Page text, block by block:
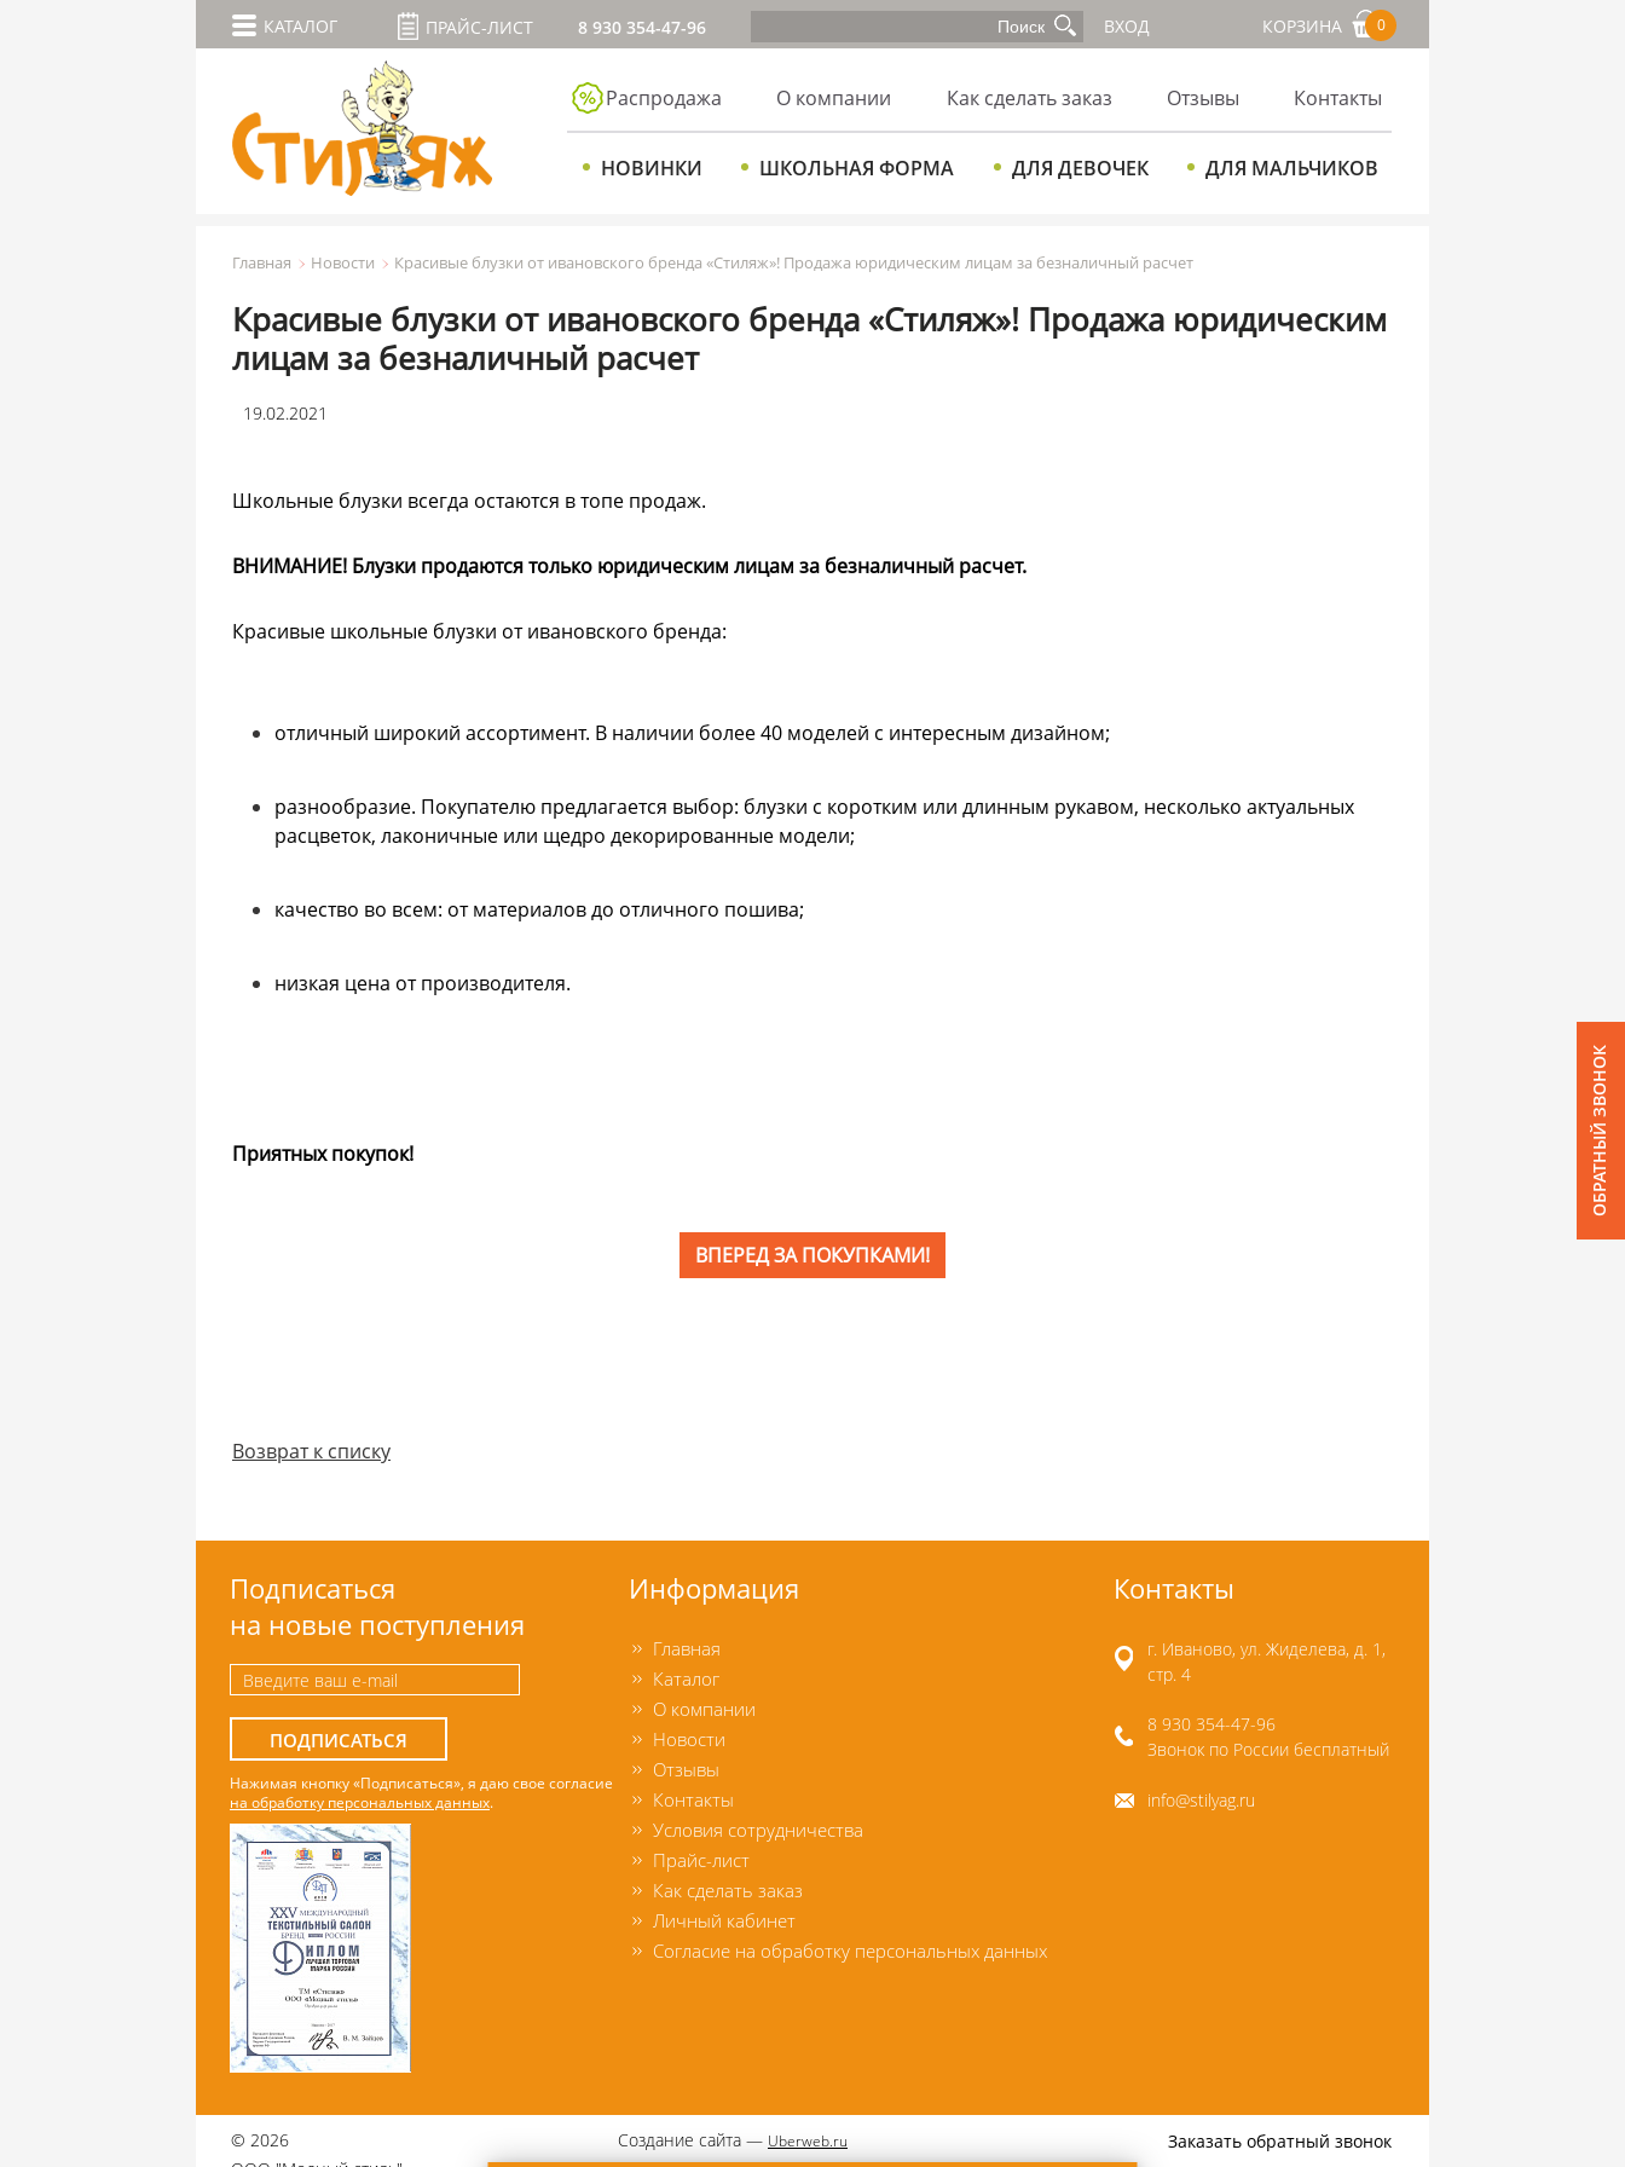
ОБРАТНЫЙ ЗВОНОК
КАТАЛОГ ПРАЙС-ЛИСТ 8 930 354-47-96 ВХОД КОРЗИНА 0
Распродажа О компании Как сделать заказ Отзывы Контакты
НОВИНКИ ШКОЛЬНАЯ ФОРМА ДЛЯ ДЕВОЧЕК ДЛЯ МАЛЬЧИКОВ
Главная Новости Красивые блузки от ивановского бренда «Стиляж»! Продажа юридическим лицам за безналичный расчет
Красивые блузки от ивановского бренда «Стиляж»! Продажа юридическим
лицам за безналичный расчет
19.02.2021
Школьные блузки всегда остаются в топе продаж.
ВНИМАНИЕ! Блузки продаются только юридическим лицам за безналичный расчет.
Красивые школьные блузки от ивановского бренда:
отличный широкий ассортимент. В наличии более 40 моделей с интересным дизайном;
разнообразие. Покупателю предлагается выбор: блузки с коротким или длинным рукавом, несколько актуальных
расцветок, лаконичные или щедро декорированные модели;
качество во всем: от материалов до отличного пошива;
низкая цена от производителя.
Приятных покупок!
ВПЕРЕД ЗА ПОКУПКАМИ!
Возврат к списку
Подписаться
на новые поступления
ПОДПИСАТЬСЯ
Нажимая кнопку «Подписаться», я даю свое согласие
на обработку персональных данных.
Информация
Главная
Каталог
О компании
Новости
Отзывы
Контакты
Условия сотрудничества
Прайс-лист
Как сделать заказ
Личный кабинет
Согласие на обработку персональных данных
Контакты
г. Иваново, ул. Жиделева, д. 1,
стр. 4
8 930 354-47-96
Звонок по России бесплатный
info@stilyag.ru
© 2026
Создание сайта — Uberweb.ru Заказать обратный звонок